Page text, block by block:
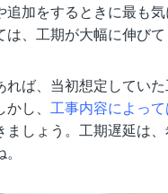
追加をするときに最も
は、工期が大幅に伸びて
れば、当初想定してい
し、 工事内容によっ
ましょう。工期遅延は